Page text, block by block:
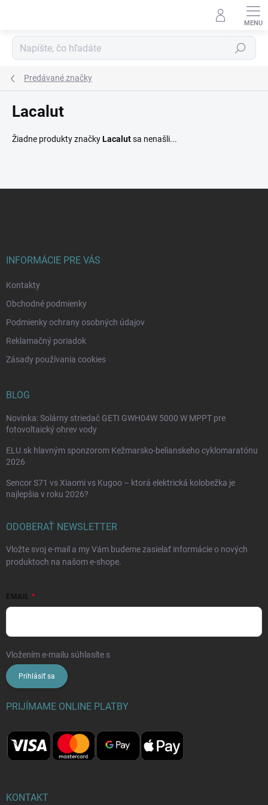
Hľadať
Predávané značky
Lacalut
Žiadne produkty značkyLacalutsa nenašli...
INFORMÁCIE PRE VÁS
Kontakty
Obchodné podmienky
Podmienky ochrany osobných údajov
Reklamačný poriadok
Zásady používania cookies
BLOG
Novinka: Solárny striedač GETI GWH04W 5000 W MPPT pre
fotovoltaický ohrev vody
ELU.sk hlavným sponzorom Kežmarsko-belianskeho cyklomaratónu
2026
Sencor S71 vs Xiaomi vs Kugoo – ktorá elektrická kolobežka je
najlepšia v roku 2026?
ODOBERAŤ NEWSLETTER
Vložte svoj e-mail a my Vám budeme zasielať informácie o nových
produktoch na našom e-shope.
EMAIL
Vložením e-mailu súhlasíte s
Prihlásiť sa
PRIJÍMAME ONLINE PLATBY
KONTAKT